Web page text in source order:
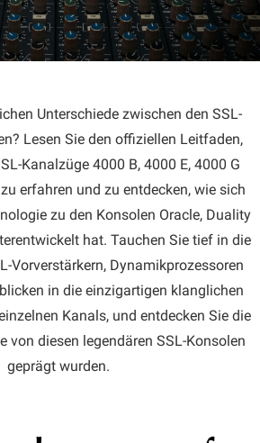
Unterschiede zwischen den SSL-
Lesen Sie den offiziellen Leitfaden,
Kanalzüge 4000 B, 4000 E, 4000 G
erfahren und zu entdecken, wie sich
zu den Konsolen Oracle, Duality
hat. Tauchen Sie tief in die
Vorverstärkern, Dynamikprozessoren
in die einzigartigen klanglichen
Kanals, und entdecken Sie die
von diesen legendären SSL-Konsolen
geprägt wurden.